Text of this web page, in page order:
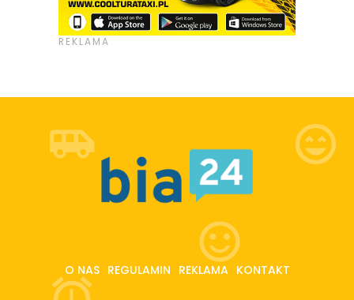
O NAS REGULAMIN REKLAMA KONTAKT